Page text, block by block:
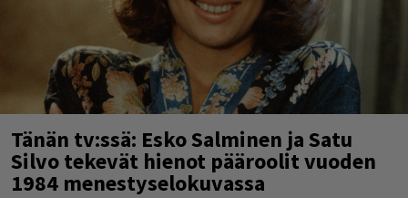
Tänän tv:ssä: Esko Salminen ja Satu
Silvo tekevät hienot pääroolit vuoden
1984 menestyselokuvassa